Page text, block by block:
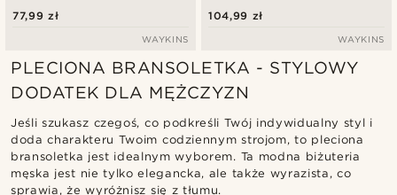
77,99 zł
WAYKINS
104,99 zł
WAYKINS
PLECIONA BRANSOLETKA - STYLOWY
DODATEK DLA MĘŻCZYZN
Jeśli szukasz czegoś, co podkreśli Twój indywidualny styl i
doda charakteru Twoim codziennym strojom, to pleciona
bransoletka jest idealnym wyborem. Ta modna biżuteria
męska jest nie tylko elegancka, ale także wyrazista, co
sprawia, że wyróżnisz się z tłumu.